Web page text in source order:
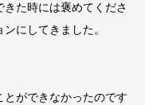
た時には褒めてくださ
にしてきました。
ができなかったのです